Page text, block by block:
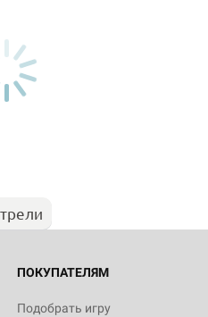
ПОКУПАТЕЛЯМ
Подобрать игру